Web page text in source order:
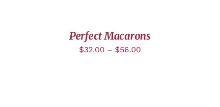
Perfect Macarons
$32.00 – $56.00